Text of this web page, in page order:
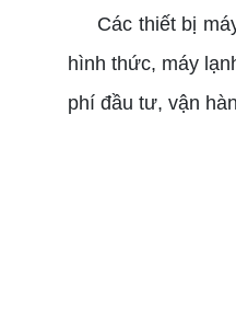
Các thiết bị máy
hình thức, máy
phí đầu tư, vận